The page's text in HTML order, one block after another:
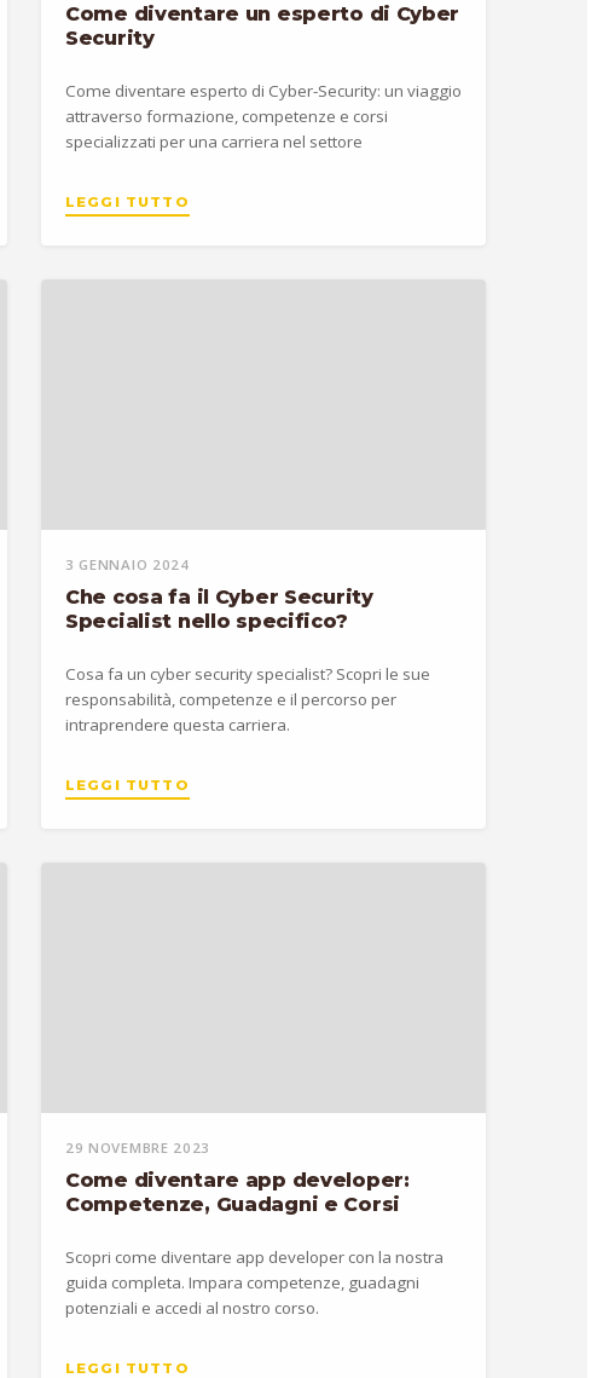
Come diventare un esperto di Cyber
Security
Come diventare esperto di Cyber-Security: un viaggio
attraverso formazione, competenze e corsi
specializzati per una carriera nel settore
LEGGI TUTTO
3 GENNAIO 2024
Che cosa fa il Cyber Security
Specialist nello specifico?
Cosa fa un cyber security specialist? Scopri le sue
responsabilità, competenze e il percorso per
intraprendere questa carriera.
LEGGI TUTTO
29 NOVEMBRE 2023
Come diventare app developer:
Competenze, Guadagni e Corsi
Scopri come diventare app developer con la nostra
guida completa. Impara competenze, guadagni
potenziali e accedi al nostro corso.
LEGGI TUTTO